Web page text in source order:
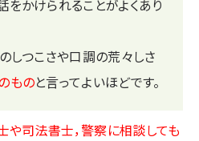
かけられることがよくあり
しつこさや口調の荒々しさ
ものと言ってよいほどです。
や司法書士，警察に相談しても